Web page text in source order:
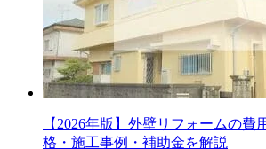
【2026年版】外壁リフォームの費
格・施工事例・補助金を解説